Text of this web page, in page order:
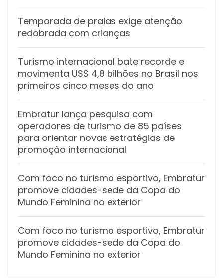
Temporada de praias exige atenção
redobrada com crianças
Turismo internacional bate recorde e
movimenta US$ 4,8 bilhões no Brasil nos
primeiros cinco meses do ano
Embratur lança pesquisa com
operadores de turismo de 85 países
para orientar novas estratégias de
promoção internacional
Com foco no turismo esportivo, Embratur
promove cidades-sede da Copa do
Mundo Feminina no exterior
Com foco no turismo esportivo, Embratur
promove cidades-sede da Copa do
Mundo Feminina no exterior